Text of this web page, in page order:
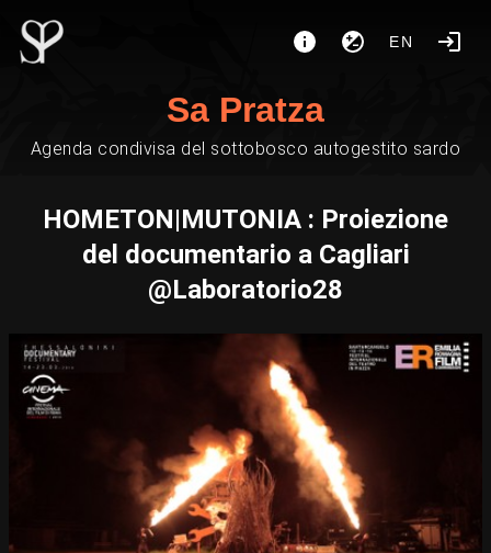
EN
Sa Pratza
Agenda condivisa del sottobosco autogestito sardo
HOMETON|MUTONIA : Proiezione
del documentario a Cagliari
@Laboratorio28